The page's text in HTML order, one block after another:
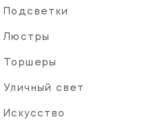
Подсветки
Люстры
Торшеры
Уличный свет
Искусство